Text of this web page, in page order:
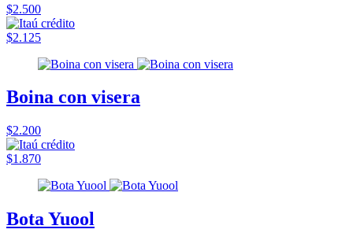
$2.500
$2.125
Boina con visera
$2.200
$1.870
Bota Yuool